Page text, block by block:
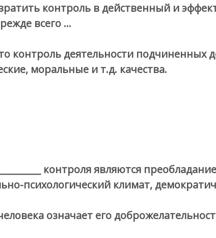
контроль в действенный и
всего …
контроль деятельности
моральные и т.д. качества.
контроля являются
психологический климат,
означает его